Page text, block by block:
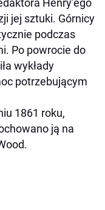
jej sztuki. Górnicy
podczas
Po powrocie do
wykłady
potrzebującym
1861 roku,
ją na